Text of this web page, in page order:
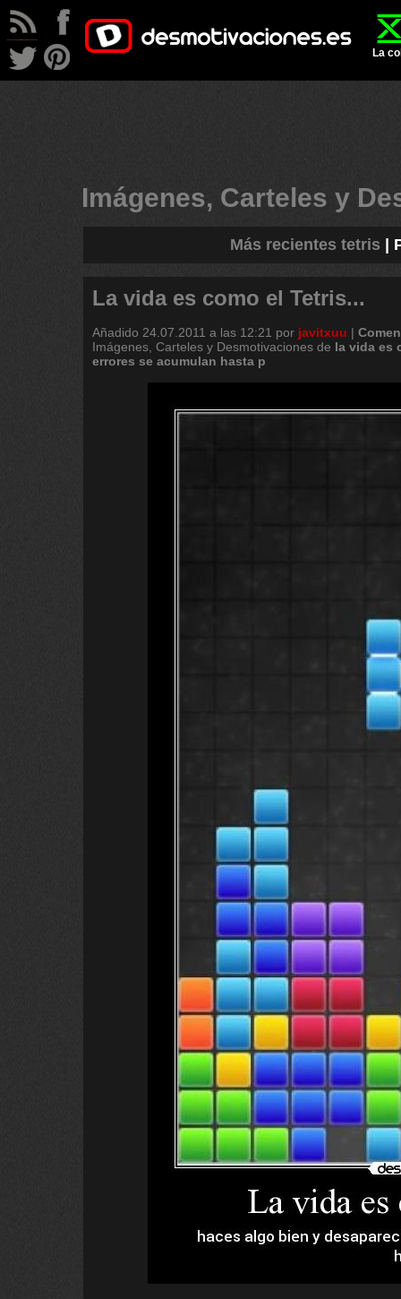
La
Imágenes, Carteles y
Más recientes tetris
La vida es como el Tetris...
Añadido 24.07.2011 a las 12:21 por javitxuu |
Imágenes, Carteles y Desmotivaciones de la vida es
errores se acumulan hasta p